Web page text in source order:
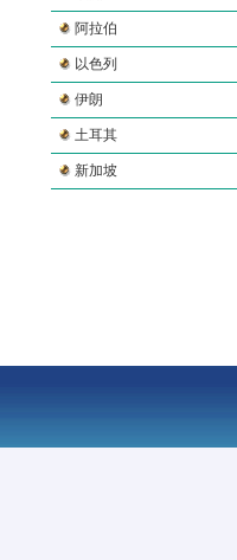
阿拉伯
以色列
伊朗
土耳其
新加坡